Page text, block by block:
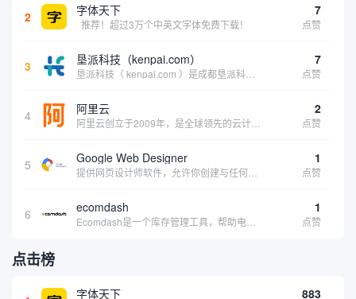
2 字体天下
推荐！超过3万个中英文字体免费下载！
7
点赞
3 垦派科技（kenpai.com） 7
点赞
4 阿里云 2
点赞
5 Google Web Designer 1
点赞
6 ecomdash 1
点赞
点击榜
字体天下 883